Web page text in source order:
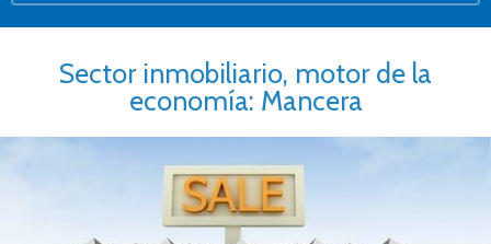
Sector inmobiliario, motor de la
economía: Mancera